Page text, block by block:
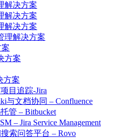
解决方案
解决方案
解决方案
理解决方案
方案
方案
目追踪-Jira
与文档协同 – Confluence
管 – Bitbucket
– Jira Service Management
索问答平台 – Rovo